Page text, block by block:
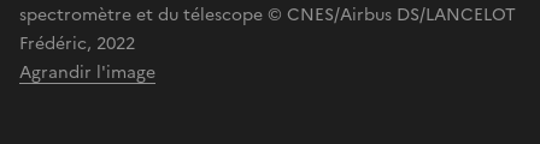
spectromètre et du télescope © CNES/Airbus DS/LANCELOT
Frédéric, 2022
Agrandir l'image